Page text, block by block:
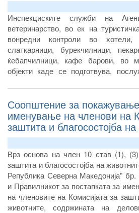
Инспекциските служби на
ветеринарство, во ек на
вонредни контроли во хотели,
слаткарници, бурекчилници,
ќебапчилници, кафе барови, во
објекти каде се подготвува,
Соопштение за
именување на членови на
заштита и благосостојба
Врз основа на член 10 став (1),
заштита и благосостојба на
Република Северна Македонија”
и Правилникот за постапката за
на членовите на Комисијата за
животните, содржината на